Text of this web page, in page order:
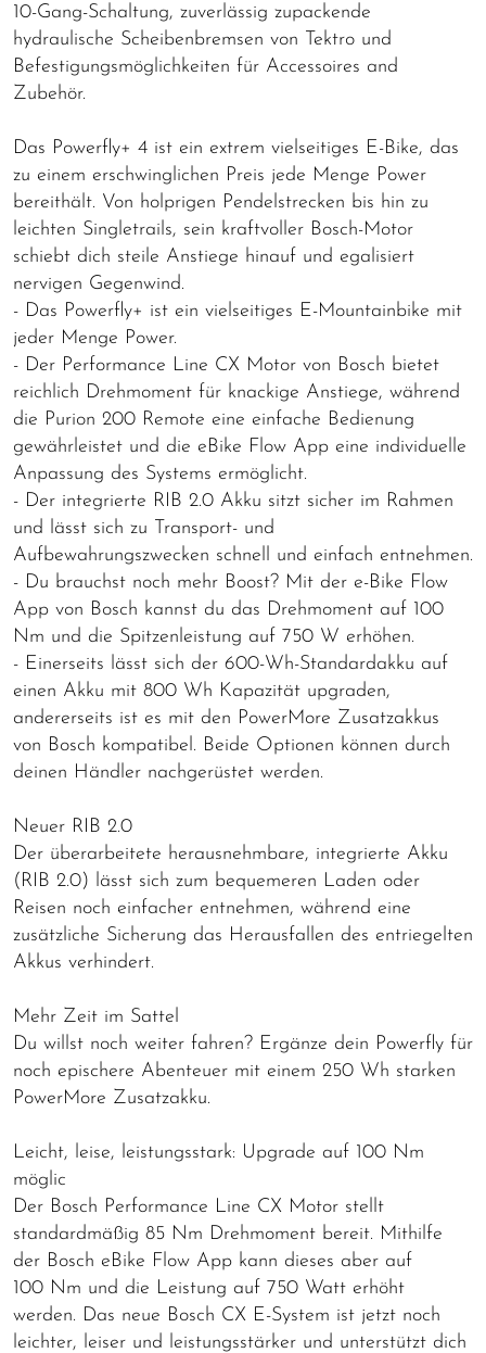
10-Gang-Schaltung, zuverlässig zupackende
hydraulische Scheibenbremsen von Tektro und
Befestigungsmöglichkeiten für Accessoires and
Zubehör.
Das Powerfly+ 4 ist ein extrem vielseitiges E-Bike, das
zu einem erschwinglichen Preis jede Menge Power
bereithält. Von holprigen Pendelstrecken bis hin zu
leichten Singletrails, sein kraftvoller Bosch-Motor
schiebt dich steile Anstiege hinauf und egalisiert
nervigen Gegenwind.
- Das Powerfly+ ist ein vielseitiges E-Mountainbike mit
jeder Menge Power.
- Der Performance Line CX Motor von Bosch bietet
reichlich Drehmoment für knackige Anstiege, während
die Purion 200 Remote eine einfache Bedienung
gewährleistet und die eBike Flow App eine individuelle
Anpassung des Systems ermöglicht.
- Der integrierte RIB 2.0 Akku sitzt sicher im Rahmen
und lässt sich zu Transport- und
Aufbewahrungszwecken schnell und einfach entnehmen.
- Du brauchst noch mehr Boost? Mit der e-Bike Flow
App von Bosch kannst du das Drehmoment auf 100
Nm und die Spitzenleistung auf 750 W erhöhen.
- Einerseits lässt sich der 600-Wh-Standardakku auf
einen Akku mit 800 Wh Kapazität upgraden,
andererseits ist es mit den PowerMore Zusatzakkus
von Bosch kompatibel. Beide Optionen können durch
deinen Händler nachgerüstet werden.
Neuer RIB 2.0
Der überarbeitete herausnehmbare, integrierte Akku
(RIB 2.0) lässt sich zum bequemeren Laden oder
Reisen noch einfacher entnehmen, während eine
zusätzliche Sicherung das Herausfallen des entriegelten
Akkus verhindert.
Mehr Zeit im Sattel
Du willst noch weiter fahren? Ergänze dein Powerfly für
noch epischere Abenteuer mit einem 250 Wh starken
PowerMore Zusatzakku.
Leicht, leise, leistungsstark: Upgrade auf 100 Nm
möglic
Der Bosch Performance Line CX Motor stellt
standardmäßig 85 Nm Drehmoment bereit. Mithilfe
der Bosch eBike Flow App kann dieses aber auf
100 Nm und die Leistung auf 750 Watt erhöht
werden. Das neue Bosch CX E-System ist jetzt noch
leichter, leiser und leistungsstärker und unterstützt dich